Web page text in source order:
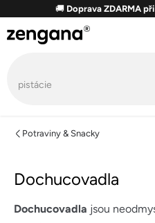
obsah
🚚 Doprava ZDARMA
Potraviny & Snacky
Dochucovadla
Dochucovadla jsou